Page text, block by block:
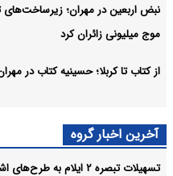
نبض اربعین در مهران؛ زیرساخت‌های
موج میلیونی زائران کرد
از کتاب تا کربلا؛ حسینیه کتاب در
آخرین اخبار گروه
تسهیلات تبصره ۲ ایلام به طرح‌های اشتغال‌زا و اولویت‌دار اختصاص می‌یابد